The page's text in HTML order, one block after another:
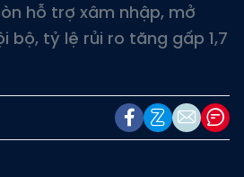
hỗ trợ xâm nhập, mở
bộ, tỷ lệ rủi ro tăng gấp 1,7